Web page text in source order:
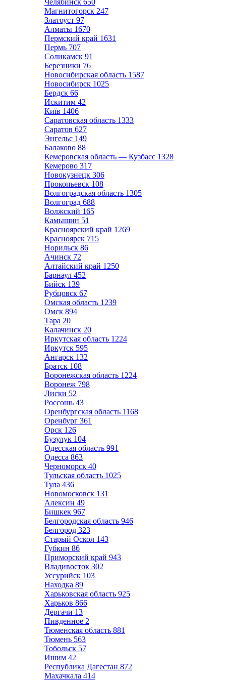
Челябинск 650
Магнитогорск 247
Златоуст 97
Алматы 1670
Пермский край 1631
Пермь 707
Соликамск 91
Березники 76
Новосибирская область 1587
Новосибирск 1025
Бердск 66
Искитим 42
Київ 1406
Саратовская область 1333
Саратов 627
Энгельс 149
Балаково 88
Кемеровская область — Кузбасс 1328
Кемерово 317
Новокузнецк 306
Прокопьевск 108
Волгоградская область 1305
Волгоград 688
Волжский 165
Камышин 51
Красноярский край 1269
Красноярск 715
Норильск 86
Ачинск 72
Алтайский край 1250
Барнаул 452
Бийск 139
Рубцовск 67
Омская область 1239
Омск 894
Тара 20
Калачинск 20
Иркутская область 1224
Иркутск 595
Ангарск 132
Братск 108
Воронежская область 1224
Воронеж 798
Лиски 52
Россошь 43
Оренбургская область 1168
Оренбург 361
Орск 126
Бузулук 104
Одесская область 991
Одесса 863
Черноморск 40
Тульская область 1025
Тула 436
Новомосковск 131
Алексин 49
Бишкек 967
Белгородская область 946
Белгород 323
Старый Оскол 143
Губкин 86
Приморский край 943
Владивосток 302
Уссурийск 103
Находка 89
Харьковская область 925
Харьков 866
Дергачи 13
Пивденное 2
Тюменская область 881
Тюмень 563
Тобольск 57
Ишим 42
Республика Дагестан 872
Махачкала 414